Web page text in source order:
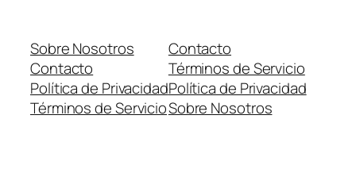
Sobre Nosotros
Contacto
Política de Privacidad
Términos de Servicio
Contacto
Términos de Servicio
Política de Privacidad
Sobre Nosotros